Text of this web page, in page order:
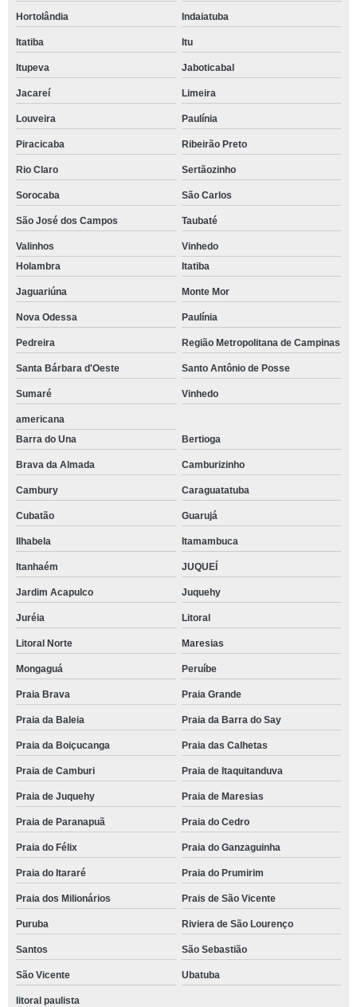
Hortolândia Indaiatuba
Itatiba Itu
Itupeva Jaboticabal
Jacareí Limeira
Louveira Paulínia
Piracicaba Ribeirão Preto
Rio Claro Sertãozinho
Sorocaba São Carlos
São José dos Campos Taubaté
Valinhos
Vinhedo
Holambra
Itatiba
Jaguariúna Monte Mor
Nova Odessa Paulínia
Pedreira Região Metropolitana de Campinas
Santa Bárbara d'Oeste Santo Antônio de Posse
Sumaré Vinhedo
americana
Barra do Una
Bertioga
Brava da Almada Camburizinho
Cambury Caraguatatuba
Cubatão Guarujá
Ilhabela Itamambuca
Itanhaém JUQUEÍ
Jardim Acapulco Juquehy
Juréia Litoral
Litoral Norte Maresias
Mongaguá Peruíbe
Praia Brava Praia Grande
Praia da Baleia Praia da Barra do Say
Praia da Boiçucanga Praia das Calhetas
Praia de Camburi Praia de Itaquitanduva
Praia de Juquehy Praia de Maresias
Praia de Paranapuã Praia do Cedro
Praia do Félix Praia do Ganzaguinha
Praia do Itararé Praia do Prumirim
Praia dos Milionários Prais de São Vicente
Puruba Riviera de São Lourenço
Santos São Sebastião
São Vicente Ubatuba
litoral paulista